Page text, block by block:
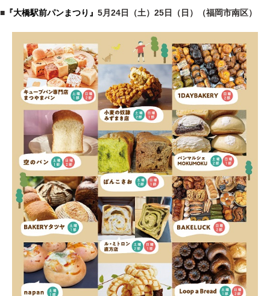
■ 『大橋駅前パンまつり』 5月24日（土）25日（日）（福岡市南区）